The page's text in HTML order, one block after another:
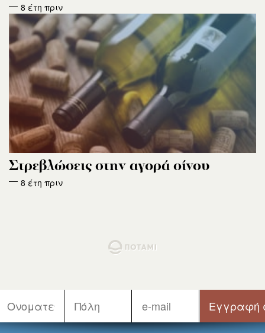
8 έτη πριν
Στρεβλώσεις στην αγορά οίνου
8 έτη πριν